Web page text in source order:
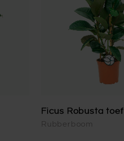
Ficus Robusta toef
Rubberboom